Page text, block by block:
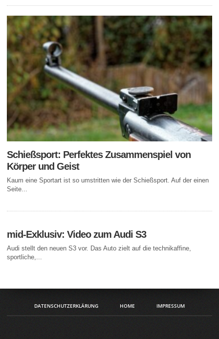
Schießsport: Perfektes Zusammenspiel von
Körper und Geist
Kaum eine Sportart ist so umstritten wie der Schießsport. Auf der einen
Seite...
mid-Exklusiv: Video zum Audi S3
Audi stellt den neuen S3 vor. Das Auto zielt auf die technikaffine,
sportliche,...
DATENSCHUTZERKLÄRUNG HOME IMPRESSUM